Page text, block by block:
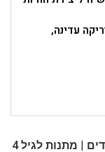
עדינה,
| מתנות לגיל 4